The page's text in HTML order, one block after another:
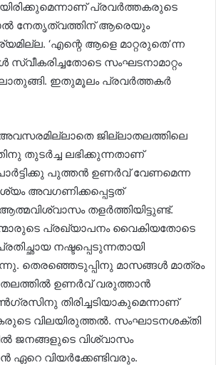
പ്രവര്‍ത്തകരുടെ
നേതൃത്വത്തിന് ആരെയും
‘എന്റെ ആളെ മാറ്റരുതെ’ന്ന
സ്വീകരിച്ചതോടെ സംഘടനാമാറ്റം
ഇതുമൂലം പ്രവര്‍ത്തകര്‍
ജില്ലാതലത്തിലെ
തുടര്‍ച്ച ലഭിക്കുന്നതാണ്
പുത്തന്‍ ഉണര്‍വ് വേണമെന്ന
അവഗണിക്കപ്പെട്ടത്
തളര്‍ത്തിയിട്ടുണ്ട്.
പ്രഖ്യാപനം വൈകിയതോടെ
നഷ്ടപ്പെടുന്നതായി
തെരഞ്ഞെടുപ്പിനു മാസങ്ങള്‍ മാത്രം
ഉണര്‍വ് വരുത്താന്‍
തിരിച്ചടിയാകുമെന്നാണ്
വിലയിരുത്തല്‍. സംഘാടനശക്തി
ജനങ്ങളുടെ വിശ്വാസം
ഏറെ വിയര്‍ക്കേണ്ടിവരും.